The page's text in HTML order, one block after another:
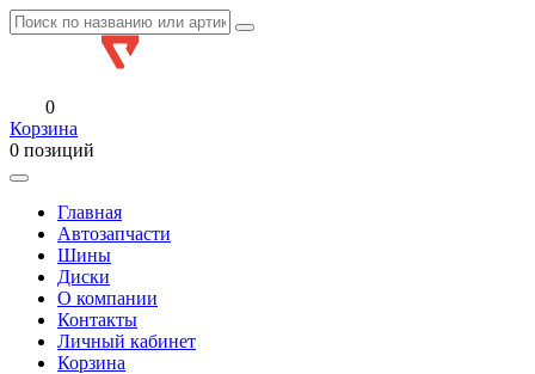
0
Корзина
0 позиций
Главная
Автозапчасти
Шины
Диски
О компании
Контакты
Личный кабинет
Корзина